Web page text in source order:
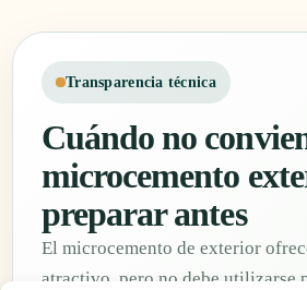
Transparencia técnica
Cuándo no
microcemento
preparar antes
El microcemento de exterior
atractivo, pero no debe utilizarse